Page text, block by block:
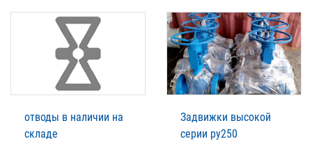
отводы в наличии на
складе
Задвижки высокой
серии ру250